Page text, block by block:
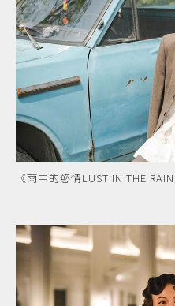
《雨中的慾情LUST IN THE